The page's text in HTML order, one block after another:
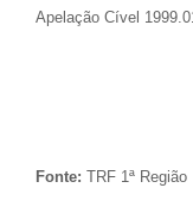
Apelação Cível
Fonte: TRF 1ª Região